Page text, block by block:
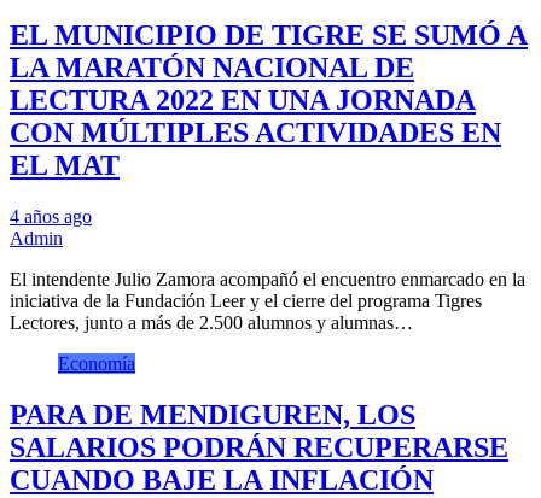
EL MUNICIPIO DE TIGRE SE SUMÓ A
LA MARATÓN NACIONAL DE
LECTURA 2022 EN UNA JORNADA
CON MÚLTIPLES ACTIVIDADES EN
EL MAT
4 años ago
Admin
El intendente Julio Zamora acompañó el encuentro enmarcado en la
iniciativa de la Fundación Leer y el cierre del programa Tigres
Lectores, junto a más de 2.500 alumnos y alumnas…
Economía
PARA DE MENDIGUREN, LOS
SALARIOS PODRÁN RECUPERARSE
CUANDO BAJE LA INFLACIÓN